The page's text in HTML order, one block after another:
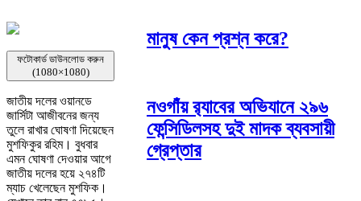
ফটোকার্ড ডাউনলোড করুন
(1080×1080)
জাতীয় দলের ওয়ানডে
জার্সিটা আজীবনের জন্য
তুলে রাখার ঘোষণা দিয়েছেন
মুশফিকুর রহিম। বুধবার
এমন ঘোষণা দেওয়ার আগে
জাতীয় দলের হয়ে ২৭৪টি
ম্যাচ খেলেছেন মুশফিক।
মানুষ কেন প্রশ্ন করে?
নওগাঁয় র‌্যাবের অভিযানে ২৯৬
ফেন্সিডিলসহ দুই মাদক ব্যবসায়ী
গ্রেপ্তার